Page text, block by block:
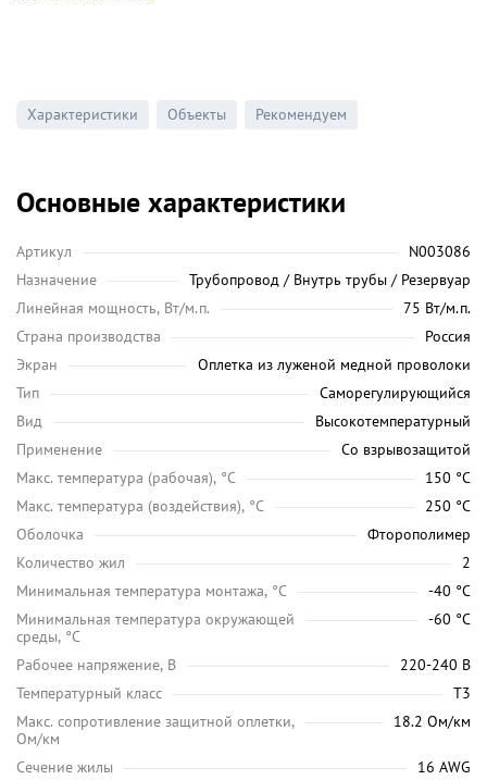
Характеристики Объекты Рекомендуем
Основные характеристики
Артикул
N003086
Назначение
Трубопровод / Внутрь трубы / Резервуар
Линейная мощность, Вт/м.п.
75 Вт/м.п.
Страна производства
Россия
Экран
Оплетка из луженой медной проволоки
Тип
Саморегулирующийся
Вид
Высокотемпературный
Применение
Со взрывозащитой
Maкс. температура (рабочая), °C
150 °C
Макс. температура (воздействия), °C
250 °C
Оболочка
Фторополимер
Количество жил
2
Минимальная температура монтажа, °C
-40 °C
Минимальная температура окружающей
среды, °C
-60 °C
Рабочее напряжение, В
220-240 В
Температурный класс
Т3
Макс. сопротивление защитной оплетки,
Ом/км
18.2 Ом/км
Сечение жилы 16 AWG